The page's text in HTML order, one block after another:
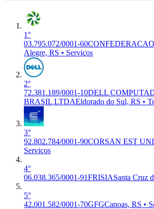
1°
03.795.072/0001-60
Alegre, RS • Serviços
2°
72.381.189/0001-10DELL
BRASIL LTDAEldorado do Sul, RS •
3°
92.802.784/0001-90CORSAN EST
Serviços
4°
06.038.365/0001-91FRISIASanta Cruz
5°
42.001.582/0001-70GFGCanoas, RS •